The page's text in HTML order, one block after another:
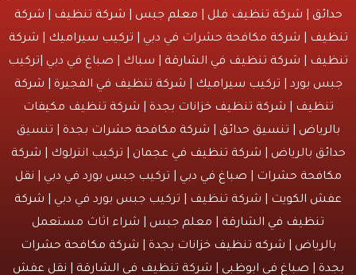
|شركة تنظيف فلل |معلم جبس|شركة تنظيف|شركة
| شركة مكافحة حشرات في دبي |تركيب سيراميك|شركة
|شركة تنظيف في الشارقة| سباك | صباغ في دبي |تركيب
بورد |تركيب سيراميك|شركة تنظيف في الفجيرة|شركة
|شركة تنظيف خزانات بجدة|شركة تنظيف مكيفات
|تنسيق حدائق|شركة مكافحة حشرات بجدة| تنسيق
بالرياض |شركة تنظيف في عجمان| تركيب انترلوك |شركة
حشرات|صباغ في دبي| تركيب جبس بورد في دبي |نقل
الكويت| شركة تنظيف | تركيب جبس بورد في دبي |شركة
تنظيف في الشارقة| معلم جبس | شراء اثاث مستعمل
|شركه تنظيف خزانات بجدة|شركة مكافحة حشرات
|صباغ في ابوظبي|شركة تنظيف في الشارقة|نقل عفش